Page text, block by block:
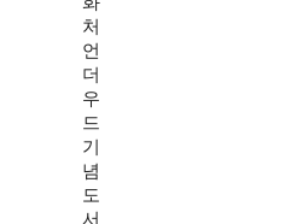
처
언
더
우
드
기
념
도
서